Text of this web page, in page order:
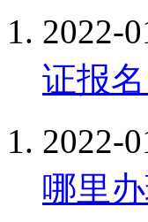
2022-
证报
2022-
哪里